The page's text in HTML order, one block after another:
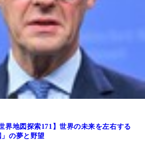
界地図探索171】世界の未来を左右する
」の夢と野望